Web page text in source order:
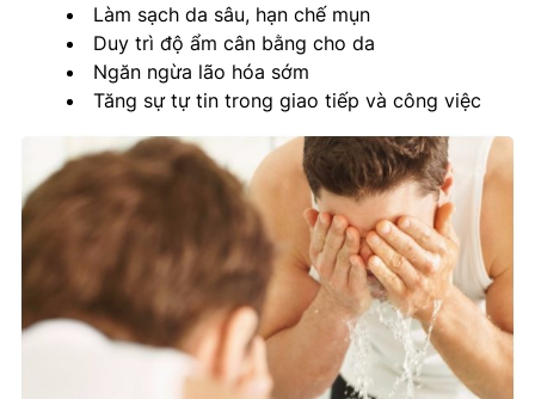
Làm sạch da sâu, hạn chế mụn
Duy trì độ ẩm cân bằng cho da
Ngăn ngừa lão hóa sớm
Tăng sự tự tin trong giao tiếp và công việc